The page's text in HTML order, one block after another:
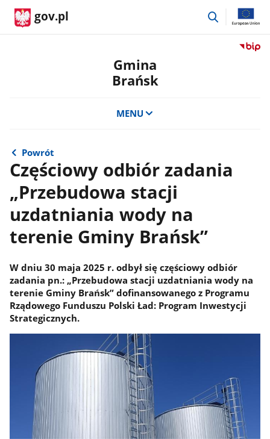
gov.pl
przejdź
Przejdź
Gmina
Brańsk
MENU
Powrót
Częściowy odbiór zadania
„Przebudowa stacji
uzdatniania wody na
terenie Gminy Brańsk”
W dniu 30 maja 2025 r. odbył się częściowy odbiór
zadania pn.: „Przebudowa stacji uzdatniania wody na
terenie Gminy Brańsk” dofinansowanego z Programu
Rządowego Funduszu Polski Ład: Program Inwestycji
Strategicznych.